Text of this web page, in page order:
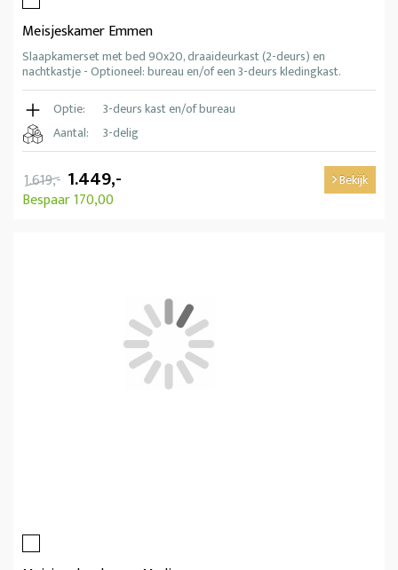
Meisjeskamer Emmen
Slaapkamerset met bed 90x20, draaideurkast (2-deurs) en
nachtkastje - Optioneel: bureau en/of een 3-deurs kledingkast.
Optie:
3-deurs kast en/of bureau
Aantal:
3-delig
1.619,- 1.449,-
Bespaar 170,00
Bekijk